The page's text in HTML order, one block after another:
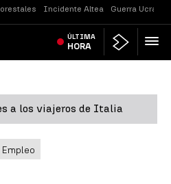
Incidente Altea Guerra Ucrania
ÚLTIMA
HORA
a los viajeros de Italia
Empleo